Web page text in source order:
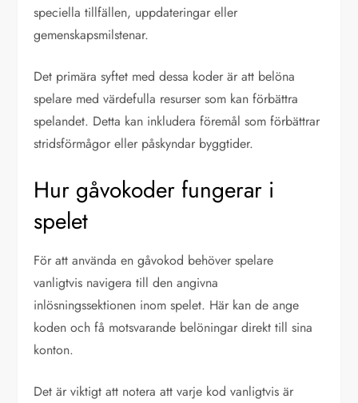
speciella tillfällen, uppdateringar eller
gemenskapsmilstenar.
Det primära syftet med dessa koder är att belöna
spelare med värdefulla resurser som kan förbättra
spelandet. Detta kan inkludera föremål som förbättrar
stridsförmågor eller påskyndar byggtider.
Hur gåvokoder fungerar i
spelet
För att använda en gåvokod behöver spelare
vanligtvis navigera till den angivna
inlösningssektionen inom spelet. Här kan de ange
koden och få motsvarande belöningar direkt till sina
konton.
Det är viktigt att notera att varje kod vanligtvis är